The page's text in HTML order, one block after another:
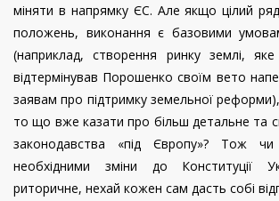
міняти в напрямку ЄС. Але якщо цілий
положень, виконання є базовими
(наприклад, створення ринку землі,
відтермінував Порошенко своїм вето
заявам про підтримку земельної реформи),
то що вже казати про більш детальне та
законодавства «під Європу»? Тож чи
необхідними зміни до Конституції
риторичне, нехай кожен сам дасть собі